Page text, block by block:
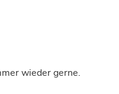
wieder gerne.